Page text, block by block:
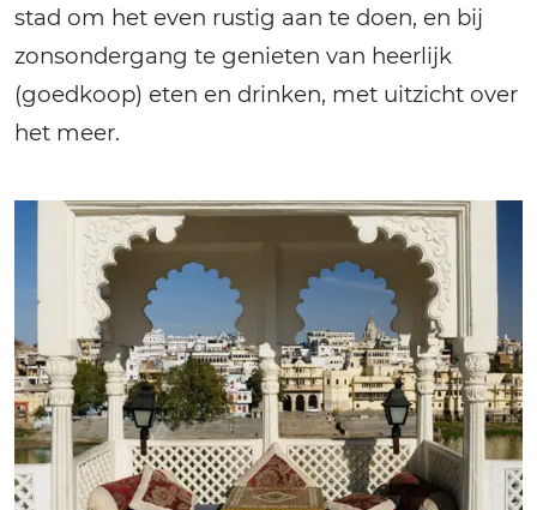
stad om het even rustig aan te doen, en bij
zonsondergang te genieten van heerlijk
(goedkoop) eten en drinken, met uitzicht over
het meer.